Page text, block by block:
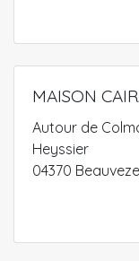
MAISON
Autour de
Heyssier
04370